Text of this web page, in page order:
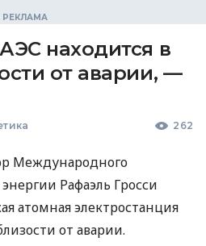
находится в
от аварии, —
262
Международного
Рафаэль Гросси
атомная электростанция
от аварии.